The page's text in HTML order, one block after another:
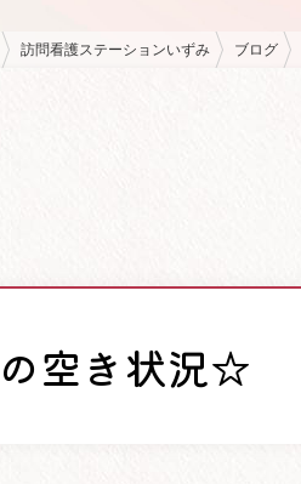
訪問看護ステーションいずみ ブログ
空き状況☆